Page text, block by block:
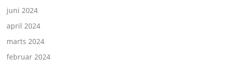
juni 2024
april 2024
marts 2024
februar 2024